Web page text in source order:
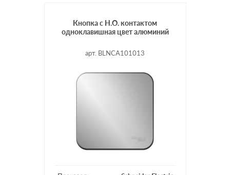
Кнопка с Н.О. контактом
одноклавишная цвет алюминий
арт. BLNCA101013